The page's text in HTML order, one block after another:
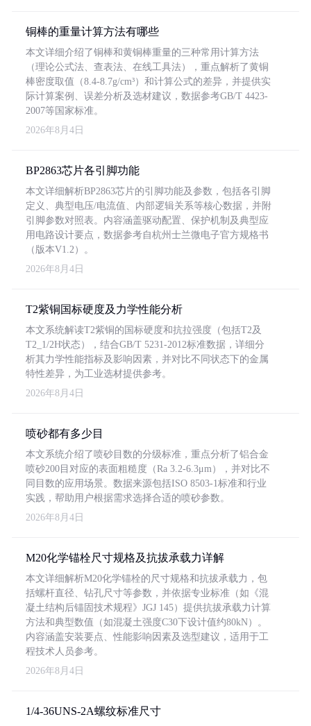
铜棒的重量计算方法有哪些
本文详细介绍了铜棒和黄铜棒重量的三种常用计算方法
（理论公式法、查表法、在线工具法），重点解析了黄铜
棒密度取值（8.4-8.7g/cm³）和计算公式的差异，并提供实
际计算案例、误差分析及选材建议，数据参考GB/T 4423-
2007等国家标准。
2026年8月4日
BP2863芯片各引脚功能
本文详细解析BP2863芯片的引脚功能及参数，包括各引脚
定义、典型电压/电流值、内部逻辑关系等核心数据，并附
引脚参数对照表。内容涵盖驱动配置、保护机制及典型应
用电路设计要点，数据参考自杭州士兰微电子官方规格书
（版本V1.2）。
2026年8月4日
T2紫铜国标硬度及力学性能分析
本文系统解读T2紫铜的国标硬度和抗拉强度（包括T2及
T2_1/2H状态），结合GB/T 5231-2012标准数据，详细分
析其力学性能指标及影响因素，并对比不同状态下的金属
特性差异，为工业选材提供参考。
2026年8月4日
喷砂都有多少目
本文系统介绍了喷砂目数的分级标准，重点分析了铝合金
喷砂200目对应的表面粗糙度（Ra 3.2-6.3μm），并对比不
同目数的应用场景。数据来源包括ISO 8503-1标准和行业
实践，帮助用户根据需求选择合适的喷砂参数。
2026年8月4日
M20化学锚栓尺寸规格及抗拔承载力详解
本文详细解析M20化学锚栓的尺寸规格和抗拔承载力，包
括螺杆直径、钻孔尺寸等参数，并依据专业标准（如《混
凝土结构后锚固技术规程》JGJ 145）提供抗拔承载力计算
方法和典型数值（如混凝土强度C30下设计值约80kN）。
内容涵盖安装要点、性能影响因素及选型建议，适用于工
程技术人员参考。
2026年8月4日
1/4-36UNS-2A螺纹标准尺寸